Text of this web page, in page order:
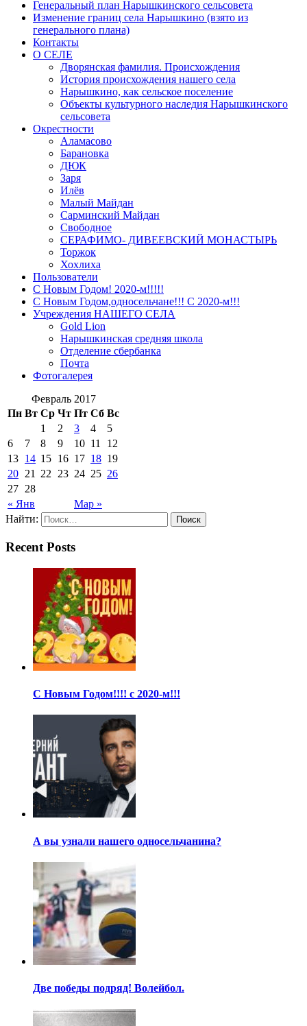
Генеральный план Нарышкинского сельсовета
Изменение границ села Нарышкино (взято из
генерального плана)
Контакты
О СЕЛЕ
Дворянская фамилия. Происхождения
История происхождения нашего села
Нарышкино, как сельское поселение
Объекты культурного наследия Нарышкинского
сельсовета
Окрестности
Аламасово
Барановка
ДЮК
Заря
Илёв
Малый Майдан
Сарминский Майдан
Свободное
СЕРАФИМО- ДИВЕЕВСКИЙ МОНАСТЫРЬ
Торжок
Хохлиха
Пользователи
С Новым Годом! 2020-м!!!!!
С Новым Годом,односельчане!!! С 2020-м!!!
Учреждения НАШЕГО СЕЛА
Gold Lion
Нарышкинская средняя школа
Отделение сбербанка
Почта
Фотогалерея
Февраль 2017
Пн Вт Ср Чт Пт Сб Вс
« Янв Мар »
1 2 3 4
5
6
7 8 9 10 11
12
13 14 15 16 17 18 19
20 21 22 23 24 25 26
27 28
Найти:
Recent Posts
С Новым Годом!!!! с 2020-м!!!
А вы узнали нашего односельчанина?
Две победы подряд! Волейбол.